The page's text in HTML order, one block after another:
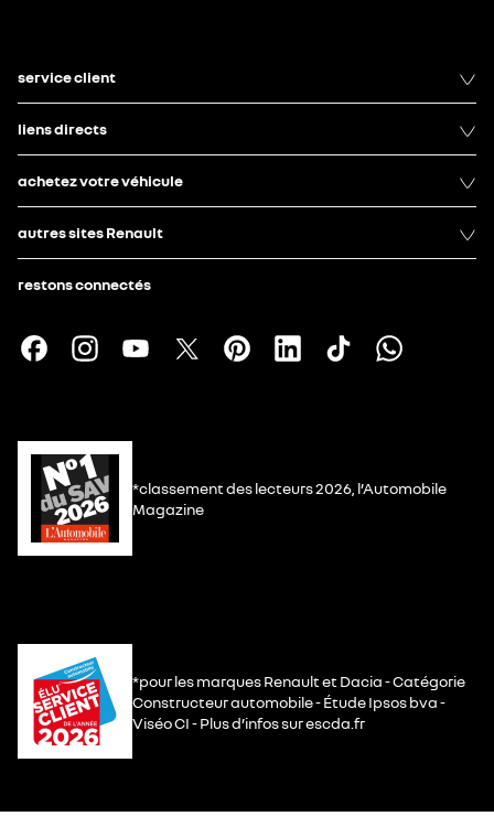
service client
liens directs
achetez votre véhicule
autres sites Renault
restons connectés
*classement des lecteurs 2026, l’Automobile
Magazine
*pour les marques Renault et Dacia - Catégorie
Constructeur automobile - Étude Ipsos bva -
Viséo CI - Plus d’infos sur escda.fr